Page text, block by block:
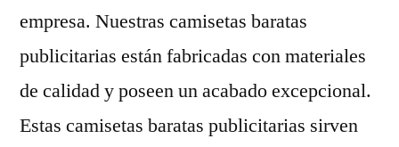
empresa. Nuestras camisetas baratas
publicitarias están fabricadas con materiales
de calidad y poseen un acabado excepcional.
Estas camisetas baratas publicitarias sirven